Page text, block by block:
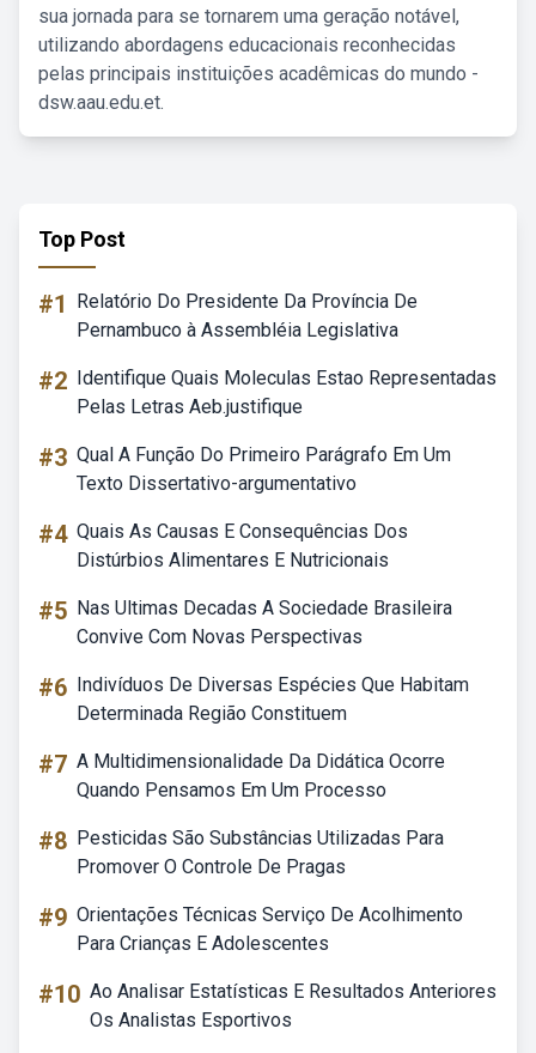
sua jornada para se tornarem uma geração notável,
utilizando abordagens educacionais reconhecidas
pelas principais instituições acadêmicas do mundo -
dsw.aau.edu.et.
Top Post
#1
Relatório Do Presidente Da Província De
Pernambuco à Assembléia Legislativa
#2 Identifique Quais Moleculas Estao Representadas
Pelas Letras Aeb.justifique
#3 Qual A Função Do Primeiro Parágrafo Em Um
Texto Dissertativo-argumentativo
#4 Quais As Causas E Consequências Dos
Distúrbios Alimentares E Nutricionais
#5 Nas Ultimas Decadas A Sociedade Brasileira
Convive Com Novas Perspectivas
#6 Indivíduos De Diversas Espécies Que Habitam
Determinada Região Constituem
#7 A Multidimensionalidade Da Didática Ocorre
Quando Pensamos Em Um Processo
#8 Pesticidas São Substâncias Utilizadas Para
Promover O Controle De Pragas
#9 Orientações Técnicas Serviço De Acolhimento
Para Crianças E Adolescentes
#10 Ao Analisar Estatísticas E Resultados Anteriores
Os Analistas Esportivos